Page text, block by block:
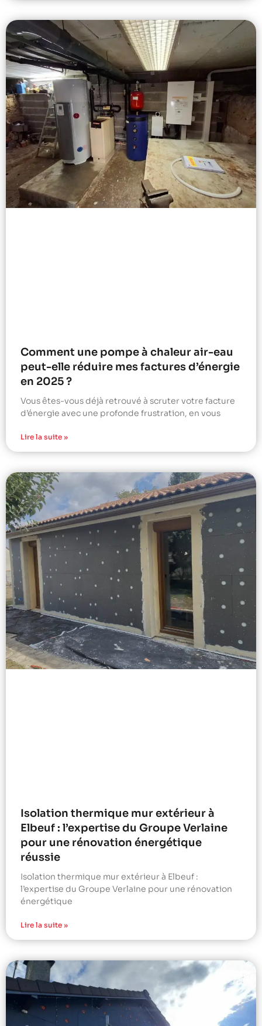
Comment une pompe à chaleur air-eau
peut-elle réduire mes factures d’énergie
en 2025 ?
Vous êtes-vous déjà retrouvé à scruter votre facture
d’énergie avec une profonde frustration, en vous
Lire la suite »
Isolation thermique mur extérieur à
Elbeuf : l’expertise du Groupe Verlaine
pour une rénovation énergétique
réussie
Isolation thermique mur extérieur à Elbeuf :
l’expertise du Groupe Verlaine pour une rénovation
énergétique
Lire la suite »